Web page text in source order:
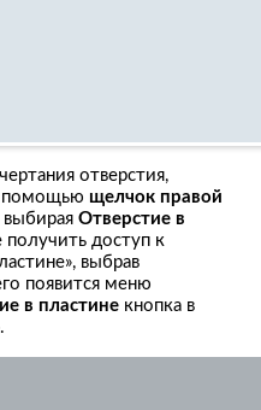
отверстия,
помощью щелчок правой
выбирая Отверстие в
доступ к
выбрав
появится меню
в пластине кнопка в